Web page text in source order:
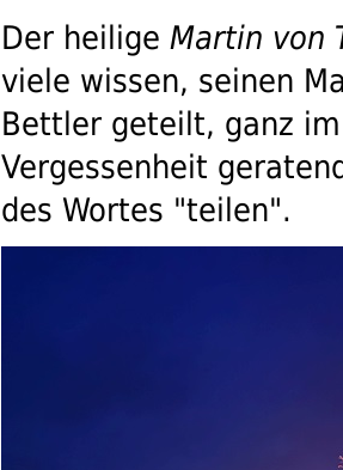
Der heilige Martin von
viele wissen, seinen
Bettler geteilt, ganz
Vergessenheit
des Wortes "teilen".